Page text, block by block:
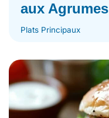
aux Agrumes
Plats Principaux